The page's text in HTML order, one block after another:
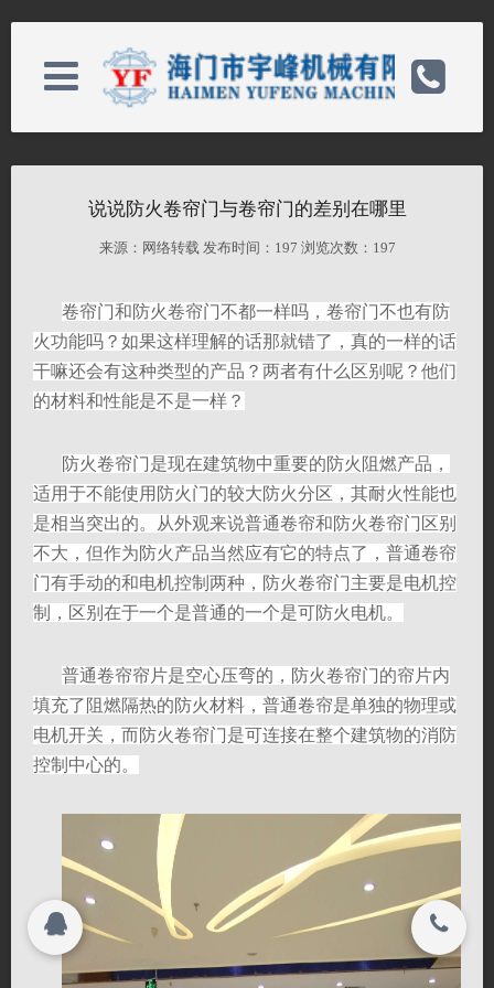
关于我们
产品中心
生产设备
新闻中心
售后服务
联系我们
Copyright2026
海门市宇峰机械有限责任公司 All rights
电话：13506293909/86-513-82101186
手机：13506293909
邮箱：yf＠ntyfjx.com
备案号：
网址：http://192.168.1.2/
联系我们
关闭
©2026
海门市宇峰机械有限责任公司 All rights
说说防火卷帘门与卷帘门的差别在哪里
来源：网络转载 发布时间： 197 浏览次数： 197
卷帘门和防火卷帘门不都一样吗，卷帘门不也有防
火功能吗？如果这样理解的话那就错了，真的一样的话
干嘛还会有这种类型的产品？两者有什么区别呢？他们
的材料和性能是不是一样？
防火卷帘门是现在建筑物中重要的防火阻燃产品，
适用于不能使用防火门的较大防火分区，其耐火性能也
是相当突出的。从外观来说普通卷帘和防火卷帘门区别
不大，但作为防火产品当然应有它的特点了，普通卷帘
门有手动的和电机控制两种，防火卷帘门主要是电机控
制，区别在于一个是普通的一个是可防火电机。
普通卷帘帘片是空心压弯的，防火卷帘门的帘片内
填充了阻燃隔热的防火材料，普通卷帘是单独的物理或
电机开关，而防火卷帘门是可连接在整个建筑物的消防
控制中心的。